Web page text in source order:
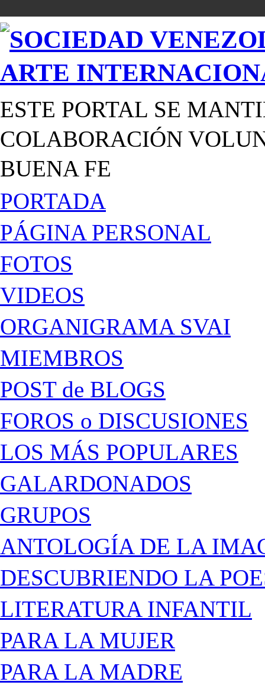
ESTE PORTAL SE
COLABORACIÓN
BUENA FE
PORTADA
PÁGINA PERSONAL
FOTOS
VIDEOS
ORGANIGRAMA SVAI
MIEMBROS
POST de BLOGS
FOROS o DISCUSIONES
LOS MÁS POPULARES
GALARDONADOS
GRUPOS
ANTOLOGÍA DE LA
DESCUBRIENDO LA
LITERATURA INFANTIL
PARA LA MUJER
PARA LA MADRE